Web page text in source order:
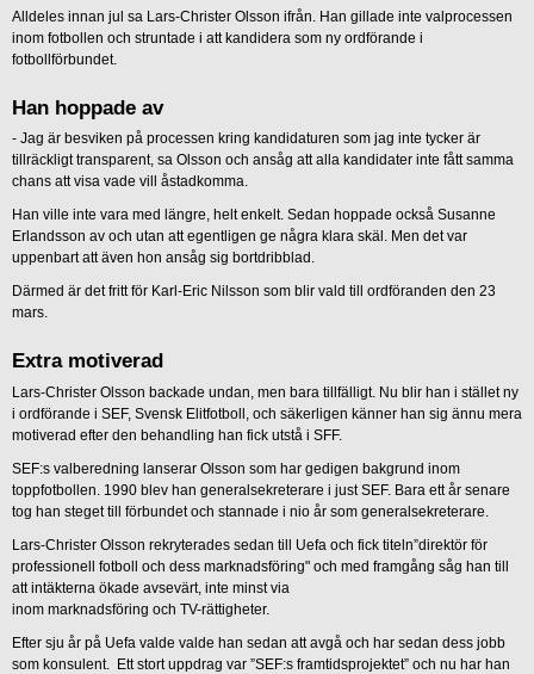
Alldeles innan jul sa Lars-Christer Olsson ifrån. Han gillade inte valprocessen
inom fotbollen och struntade i att kandidera som ny ordförande i
fotbollförbundet.
Han hoppade av
- Jag är besviken på processen kring kandidaturen som jag inte tycker är
tillräckligt transparent, sa Olsson och ansåg att alla kandidater inte fått samma
chans att visa vade vill åstadkomma.
Han ville inte vara med längre, helt enkelt. Sedan hoppade också Susanne
Erlandsson av och utan att egentligen ge några klara skäl. Men det var
uppenbart att även hon ansåg sig bortdribblad.
Därmed är det fritt för Karl-Eric Nilsson som blir vald till ordföranden den 23
mars.
Extra motiverad
Lars-Christer Olsson backade undan, men bara tillfälligt. Nu blir han i stället ny
i ordförande i SEF, Svensk Elitfotboll, och säkerligen känner han sig ännu mera
motiverad efter den behandling han fick utstå i SFF.
SEF:s valberedning lanserar Olsson som har gedigen bakgrund inom
toppfotbollen. 1990 blev han generalsekreterare i just SEF. Bara ett år senare
tog han steget till förbundet och stannade i nio år som generalsekreterare.
Lars-Christer Olsson rekryterades sedan till Uefa och fick titeln”direktör för
professionell fotboll och dess marknadsföring" och med framgång såg han till
att intäkterna ökade avsevärt, inte minst via
inom marknadsföring och TV-rättigheter.
Efter sju år på Uefa valde valde han sedan att avgå och har sedan dess jobb
som konsulent. Ett stort uppdrag var ”SEF:s framtidsprojektet” och nu har han